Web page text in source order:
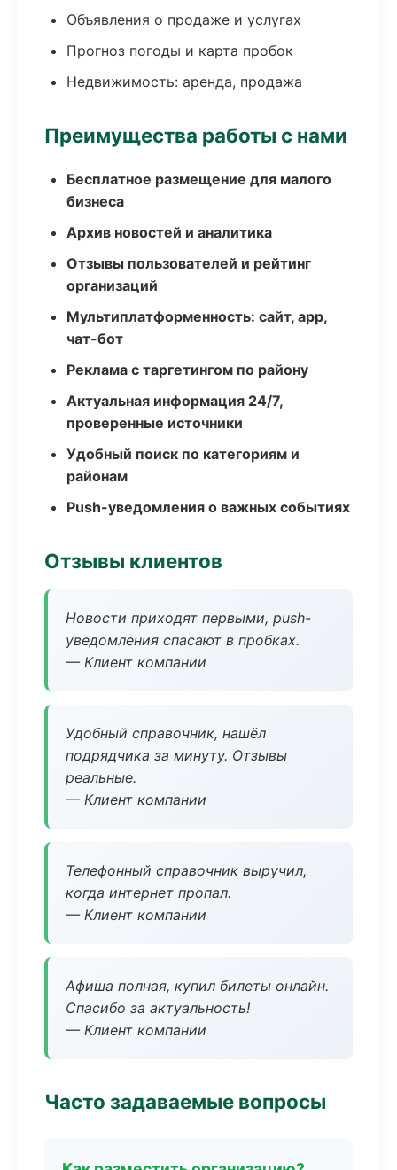
Объявления о продаже и услугах
Прогноз погоды и карта пробок
Недвижимость: аренда, продажа
Преимущества работы с нами
Бесплатное размещение для малого
бизнеса
Архив новостей и аналитика
Отзывы пользователей и рейтинг
организаций
Мультиплатформенность: сайт, app,
чат-бот
Реклама с таргетингом по району
Актуальная информация 24/7,
проверенные источники
Удобный поиск по категориям и
районам
Push-уведомления о важных событиях
Отзывы клиентов
Новости приходят первыми, push-
уведомления спасают в пробках.
— Клиент компании
Удобный справочник, нашёл
подрядчика за минуту. Отзывы
реальные.
— Клиент компании
Телефонный справочник выручил,
когда интернет пропал.
— Клиент компании
Афиша полная, купил билеты онлайн.
Спасибо за актуальность!
— Клиент компании
Часто задаваемые вопросы